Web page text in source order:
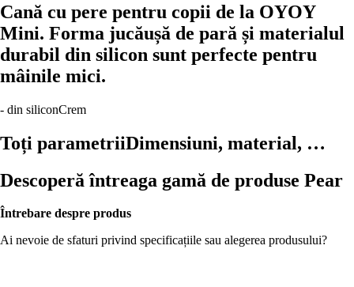
Cană cu pere pentru copii de la OYOY
Mini. Forma jucăușă de pară și materialul
durabil din silicon sunt perfecte pentru
mâinile mici.
- din siliconCrem
Toți parametriiDimensiuni, material, …
Descoperă întreaga gamă de produse Pear
Întrebare despre produs
Ai nevoie de sfaturi privind specificațiile sau alegerea produsului?